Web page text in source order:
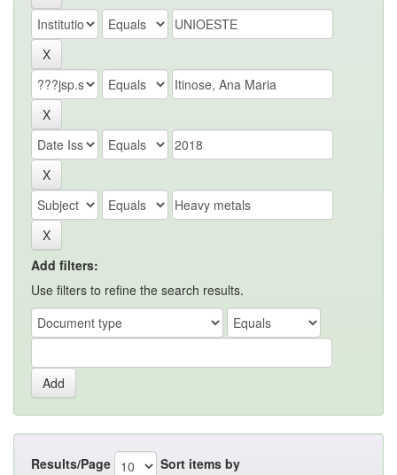
Add filters:
Use filters to refine the search results.
Results/Page Sort items by